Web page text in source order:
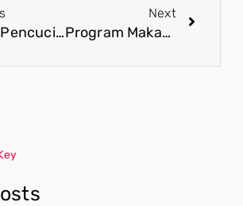
Cegah Pencucian Uang Judi Online, Pemerintah Tingkatkan Literasi Keuangan Masyarakat
Next
Program Makan Bergizi Gratis Investasi Besar untuk Bangsa